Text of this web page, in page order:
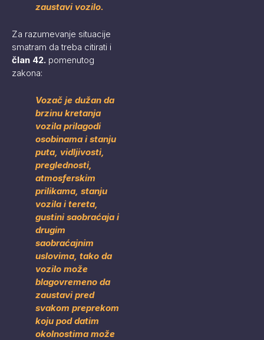
zaustavi vozilo.
Za razumevanje situacije
smatram da treba citirati i
član 42. pomenutog
zakona:
Vozač je dužan da
brzinu kretanja
vozila prilagodi
osobinama i stanju
puta, vidljivosti,
preglednosti,
atmosferskim
prilikama, stanju
vozila i tereta,
gustini saobraćaja i
drugim
saobraćajnim
uslovima, tako da
vozilo može
blagovremeno da
zaustavi pred
svakom preprekom
koju pod datim
okolnostima može